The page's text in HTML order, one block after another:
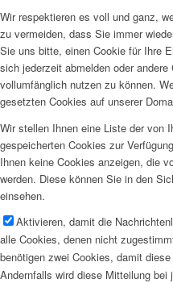
Wir respektieren es voll und ganz,
zu vermeiden, dass Sie immer
Sie uns bitte, einen Cookie für Ihre
sich jederzeit abmelden oder
vollumfänglich nutzen zu können.
gesetzten Cookies auf unserer
Wir stellen Ihnen eine Liste der von
gespeicherten Cookies zur
Ihnen keine Cookies anzeigen, die
werden. Diese können Sie in den
einsehen.
Aktivieren, damit die
alle Cookies, denen nicht
benötigen zwei Cookies, damit
Andernfalls wird diese Mitteilung bei